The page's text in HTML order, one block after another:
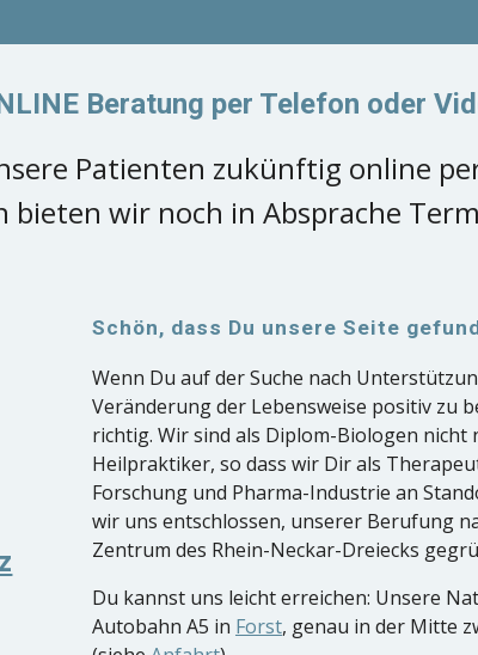
Beratung per Telefon oder
Patienten zukünftig online
bieten wir noch in Absprache
Schön, dass Du unsere Seite
Wenn Du auf der Suche nach
Veränderung der Lebensweise positiv zu
richtig. Wir sind als Diplom-Biologen
Heilpraktiker, so dass wir Dir als
Forschung und Pharma-Industrie an
wir uns entschlossen, unserer Berufung
Zentrum des Rhein-Neckar-Dreiecks
Du kannst uns leicht erreichen: Unsere
Autobahn A5 in Forst, genau in der Mitte